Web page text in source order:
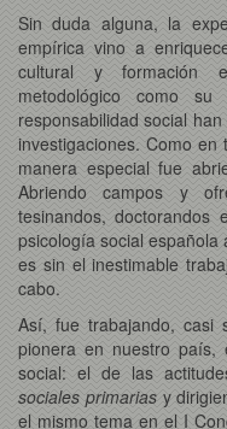
Sin duda alguna, la
empírica vino a
cultural y formación
metodológico como
responsabilidad social
investigaciones. Como
manera especial fue
Abriendo campos y
tesinandos,
psicología social
es sin el inestimable
cabo.
Así, fue trabajando, casi
pionera en nuestro
social: el de las
sociales primariasy
el mismo tema en el I